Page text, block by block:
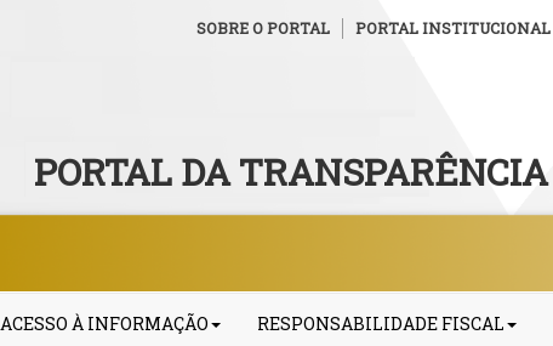
SOBRE O PORTAL PORTAL INSTITUCIONAL
PORTAL DA TRANSPARÊNCIA
ACESSO À INFORMAÇÃO RESPONSABILIDADE FISCAL